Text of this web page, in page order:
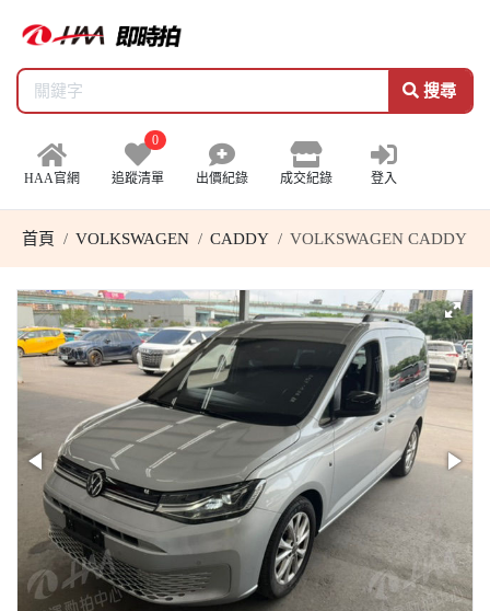
搜尋
HAA官網
0
追蹤清單 出價紀錄 成交紀錄 登入
首頁 VOLKSWAGEN CADDY VOLKSWAGEN CADDY